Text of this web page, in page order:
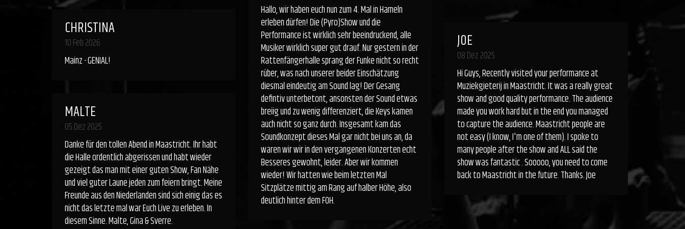
Hallo, wir haben euch nun zum 4. Mal in Hameln
erleben dürfen! Die (Pyro)Show und die
Performance ist wirklich sehr beeindruckend, alle
Musiker wirklich super gut drauf. Nur gestern in der
Rattenfängerhalle sprang der Funke nicht so recht
rüber, was nach unserer beider Einschätzung
diesmal eindeutig am Sound lag! Der Gesang
defintiv unterbetont, ansonsten der Sound etwas
breiig und zu wenig differenziert, die Keys kamen
auch nicht so ganz durch. Insgesamt kam das
Soundkonzept dieses Mal gar nicht bei uns an, da
waren wir wir in den vergangenen Konzerten echt
Besseres gewohnt, leider. Aber wir kommen
wieder! Wir hatten wie beim letzten Mal
Sitzplätze mittig am Rang auf halber Höhe, also
deutlich hinter dem FOH.
CHRISTINA
10 Feb 2026
Mainz - GENIAL!
JOE
08 Dez 2025
Hi Guys, Recently visited your performance at
Muziekgieterij in Maastricht. It was a really great
show and good quality performance. The audience
made you work hard but in the end you managed
to capture the audience. Maastricht people are
not easy (I know, I'm one of them). I spoke to
many people after the show and ALL said the
show was fantastic . Sooooo, you need to come
back to Maastricht in the future. Thanks. Joe
MALTE
05 Dez 2025
Danke für den tollen Abend in Maastricht. Ihr habt
die Halle ordentlich abgerissen und habt wieder
gezeigt das man mit einer guten Show, Fan Nähe
und viel guter Laune jeden zum feiern bringt. Meine
Freunde aus den Niederlanden sind sich einig das es
nicht das letzte mal war Euch Live zu erleben. In
diesem Sinne. Malte, Gina & Sverre.